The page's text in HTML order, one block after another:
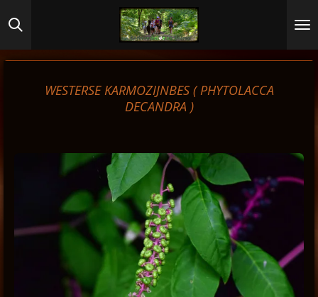
direct
naar
WESTERSE KARMOZIJNBES (PHYTOLACCA
DECANDRA)